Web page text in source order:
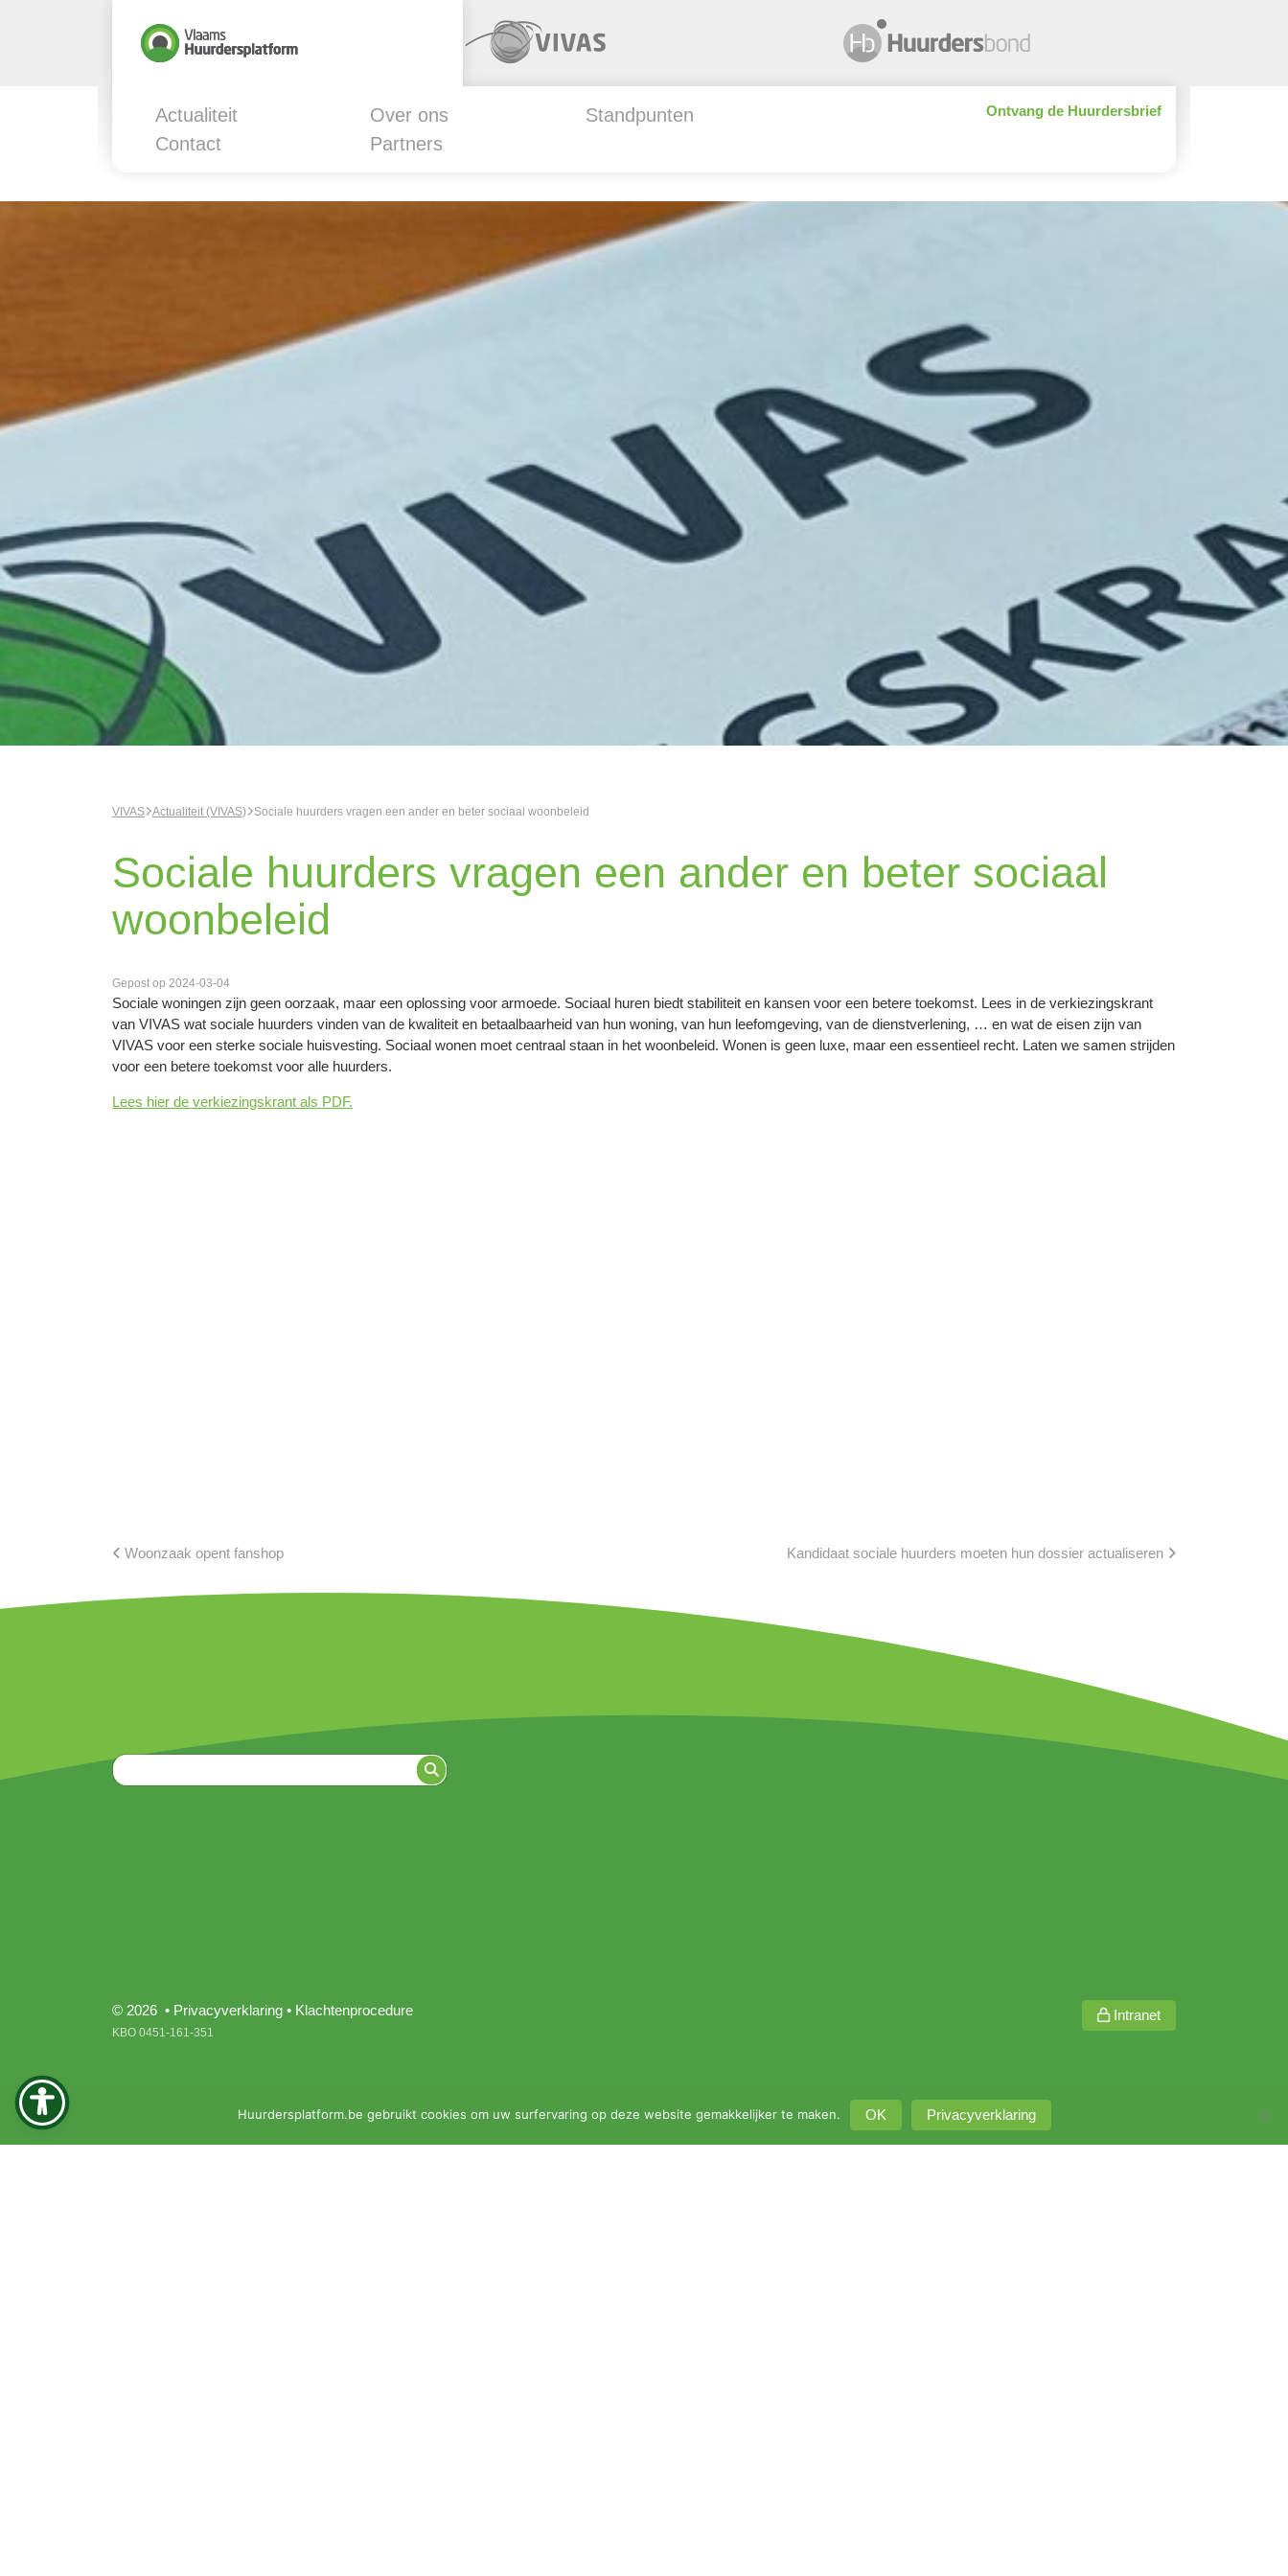
Actualiteit Over ons
Standpunten
Contact
Partners
Ontvang de Huurdersbrief
VIVAS Actualiteit (VIVAS) Sociale huurders vragen een ander en beter sociaal woonbeleid
Sociale huurders vragen een ander en beter sociaal
woonbeleid
Gepost op 2024-03-04
Sociale woningen zijn geen oorzaak, maar een oplossing voor armoede. Sociaal huren biedt stabiliteit en kansen voor een betere toekomst. Lees in de verkiezingskrant
van VIVAS wat sociale huurders vinden van de kwaliteit en betaalbaarheid van hun woning, van hun leefomgeving, van de dienstverlening, … en wat de eisen zijn van
VIVAS voor een sterke sociale huisvesting. Sociaal wonen moet centraal staan in het woonbeleid. Wonen is geen luxe, maar een essentieel recht. Laten we samen strijden
voor een betere toekomst voor alle huurders.
Lees hier de verkiezingskrant als PDF.
Woonzaak opent fanshop Kandidaat sociale huurders moeten hun dossier actualiseren
© 2026 • Privacyverklaring • Klachtenprocedure
KBO 0451-161-351
Intranet
Huurdersplatform.be gebruikt cookies om uw surfervaring op deze website gemakkelijker te maken. OK Privacyverklaring